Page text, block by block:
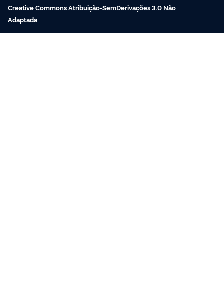
Creative Commons Atribuição-SemDerivações 3.0 Não
Adaptada